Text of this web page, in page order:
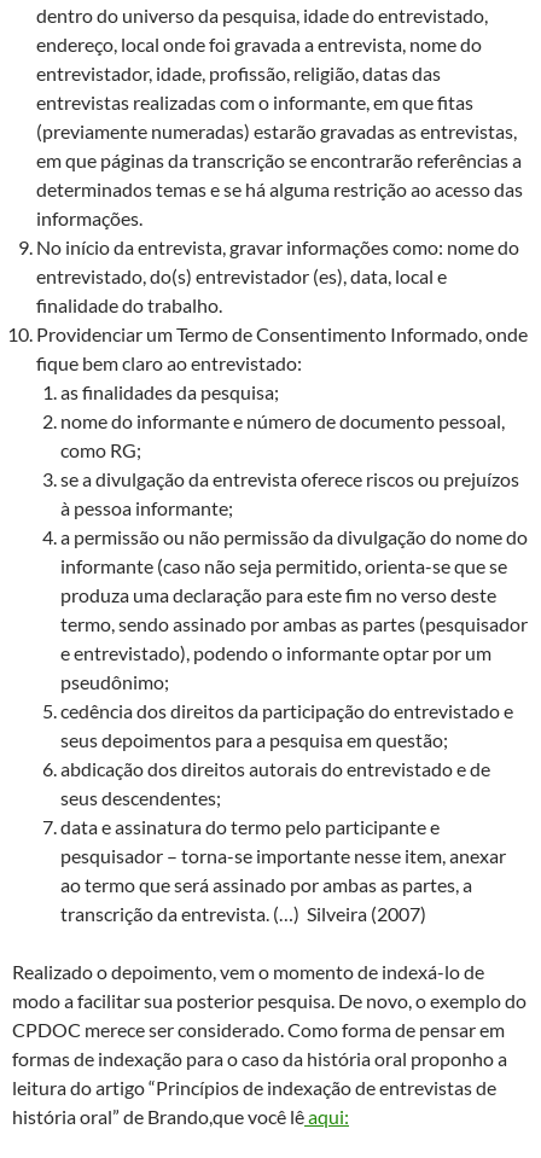
dentro do universo da pesquisa, idade do entrevistado,
endereço, local onde foi gravada a entrevista, nome do
entrevistador, idade, profissão, religião, datas das
entrevistas realizadas com o informante, em que fitas
(previamente numeradas) estarão gravadas as entrevistas,
em que páginas da transcrição se encontrarão referências a
determinados temas e se há alguma restrição ao acesso das
informações.
No início da entrevista, gravar informações como: nome do
entrevistado, do(s) entrevistador (es), data, local e
finalidade do trabalho.
Providenciar um Termo de Consentimento Informado, onde
fique bem claro ao entrevistado:
as finalidades da pesquisa;
nome do informante e número de documento pessoal,
como RG;
se a divulgação da entrevista oferece riscos ou prejuízos
à pessoa informante;
a permissão ou não permissão da divulgação do nome do
informante (caso não seja permitido, orienta-se que se
produza uma declaração para este fim no verso deste
termo, sendo assinado por ambas as partes (pesquisador
e entrevistado), podendo o informante optar por um
pseudônimo;
cedência dos direitos da participação do entrevistado e
seus depoimentos para a pesquisa em questão;
abdicação dos direitos autorais do entrevistado e de
seus descendentes;
data e assinatura do termo pelo participante e
pesquisador – torna-se importante nesse item, anexar
ao termo que será assinado por ambas as partes, a
transcrição da entrevista. (…) Silveira (2007)
Realizado o depoimento, vem o momento de indexá-lo de
modo a facilitar sua posterior pesquisa. De novo, o exemplo do
CPDOC merece ser considerado. Como forma de pensar em
formas de indexação para o caso da história oral proponho a
leitura do artigo “Princípios de indexação de entrevistas de
história oral” de Brando,que você lêaqui: